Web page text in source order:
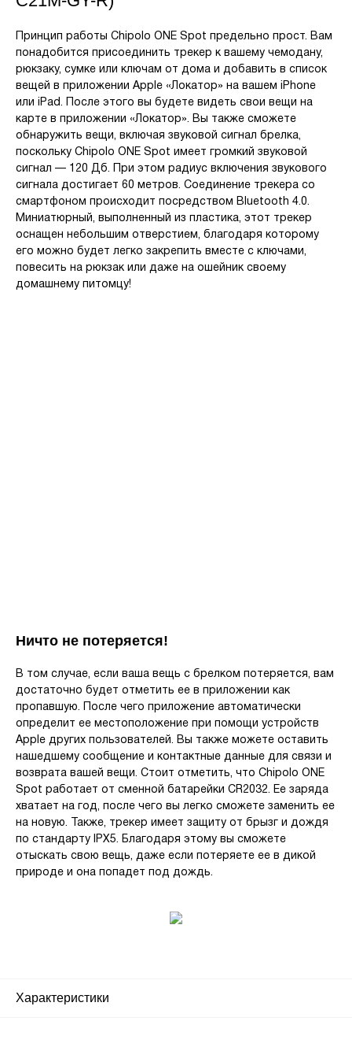
Принцип работы Chipolo ONE Spot предельно прост. Вам
понадобится присоединить трекер к вашему чемодану,
рюкзаку, сумке или ключам от дома и добавить в список
вещей в приложении Apple «Локатор» на вашем iPhone
или iPad. После этого вы будете видеть свои вещи на
карте в приложении «Локатор». Вы также сможете
обнаружить вещи, включая звуковой сигнал брелка,
поскольку Chipolo ONE Spot имеет громкий звуковой
сигнал — 120 Дб. При этом радиус включения звукового
сигнала достигает 60 метров. Соединение трекера со
смартфоном происходит посредством Bluetooth 4.0.
Миниатюрный, выполненный из пластика, этот трекер
оснащен небольшим отверстием, благодаря которому
его можно будет легко закрепить вместе с ключами,
повесить на рюкзак или даже на ошейник своему
домашнему питомцу!
Ничто не потеряется!
В том случае, если ваша вещь с брелком потеряется, вам
достаточно будет отметить ее в приложении как
пропавшую. После чего приложение автоматически
определит ее местоположение при помощи устройств
Apple других пользователей. Вы также можете оставить
нашедшему сообщение и контактные данные для связи и
возврата вашей вещи. Стоит отметить, что Chipolo ONE
Spot работает от сменной батарейки CR2032. Ее заряда
хватает на год, после чего вы легко сможете заменить ее
на новую. Также, трекер имеет защиту от брызг и дождя
по стандарту IPX5. Благодаря этому вы сможете
отыскать свою вещь, даже если потеряете ее в дикой
природе и она попадет под дождь.
Характеристики